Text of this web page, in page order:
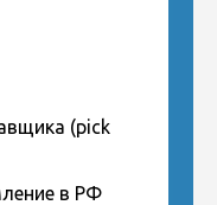
(pick
в РФ